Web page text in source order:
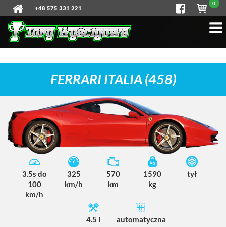
+48 575 331 221
0
FERRARI ITALIA (458)
3.5s do
100
km/h
325
km/h
570
km
1590
kg
tył
4.5 l
automatyczna